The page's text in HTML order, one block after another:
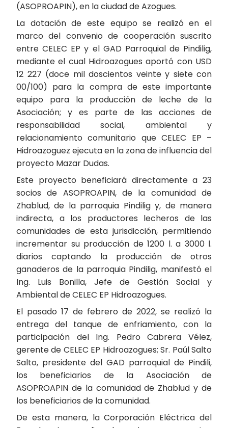
(ASOPROAPIN), en la ciudad de Azogues.
La dotación de este equipo se realizó en el
marco del convenio de cooperación suscrito
entre CELEC EP y el GAD Parroquial de Pindilig,
mediante el cual Hidroazogues aportó con USD
12 227 (doce mil doscientos veinte y siete con
00/100) para la compra de este importante
equipo para la producción de leche de la
Asociación; y es parte de las acciones de
responsabilidad social, ambiental y
relacionamiento comunitario que CELEC EP –
Hidroazoguez ejecuta en la zona de influencia del
proyecto Mazar Dudas.
Este proyecto beneficiará directamente a 23
socios de ASOPROAPIN, de la comunidad de
Zhablud, de la parroquia Pindilig y, de manera
indirecta, a los productores lecheros de las
comunidades de esta jurisdicción, permitiendo
incrementar su producción de 1200 l. a 3000 l.
diarios captando la producción de otros
ganaderos de la parroquia Pindilig, manifestó el
Ing. Luis Bonilla, Jefe de Gestión Social y
Ambiental de CELEC EP Hidroazogues.
El pasado 17 de febrero de 2022, se realizó la
entrega del tanque de enfriamiento, con la
participación del Ing. Pedro Cabrera Vélez,
gerente de CELEC EP Hidroazogues; Sr. Paúl Salto
Salto, presidente del GAD parroquial de Pindili,
los beneficiarios de la Asociación de
ASOPROAPIN de la comunidad de Zhablud y de
los beneficiarios de la comunidad.
De esta manera, la Corporación Eléctrica del